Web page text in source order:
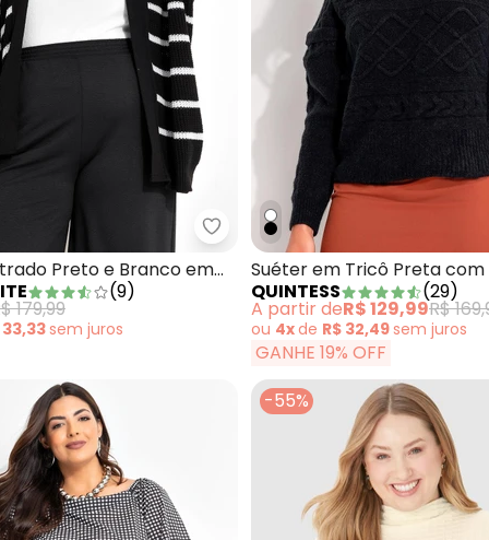
Quintess - Vestido em Malha Jacquard TexturizadaMarguerite - Casaco Listrado
Preto e Branco em
(9)
179,99
33,33sem juros
Suéter em Tricô Preta
QUINTESS
(29)
A partir deR$ 129,99R$
ou 4xde R$ 32,49sem juros
GANHE 19% OFF
-55%